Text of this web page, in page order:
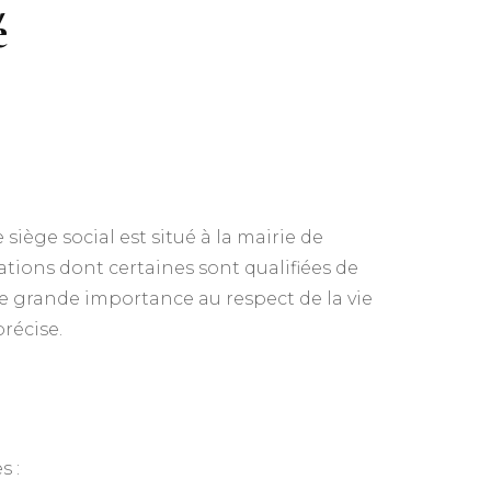
agrès Adultes
social est situé à la mairie de
dont certaines sont qualifiées de
grande importance au respect de la vie
: